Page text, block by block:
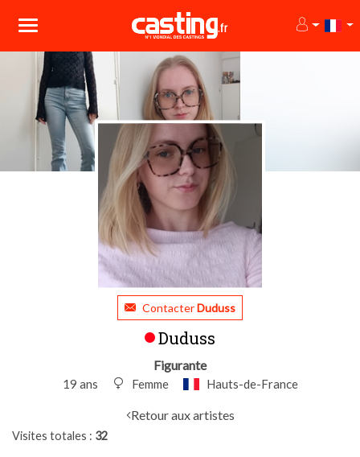
ContacterDuduss
Duduss
Figurante
19 ans Femme Hauts-de-France
Retour aux artistes
Visites totales 32